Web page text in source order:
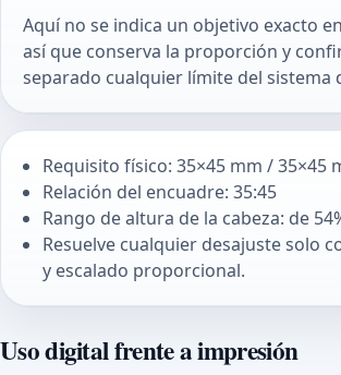
Aquí no se indica un objetivo exacto
así que conserva la proporción y
separado cualquier límite del sistema
Requisito físico: 35×45 mm / 35×45
Relación del encuadre: 35:45
Rango de altura de la cabeza: de
Resuelve cualquier desajuste solo
y escalado proporcional.
Uso digital frente a impresión